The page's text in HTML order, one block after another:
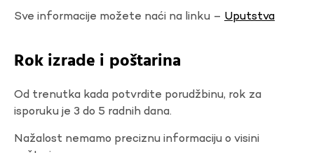
Sve informacije možete naći na linku – Uputstva
Rok izrade i poštarina
Od trenutka kada potvrdite porudžbinu, rok za
isporuku je 3 do 5 radnih dana.
Nažalost nemamo preciznu informaciju o visini